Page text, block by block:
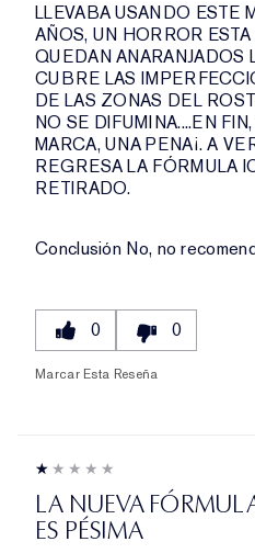
LLEVABA USANDO ESTE
AÑOS, UN HORROR
QUEDAN ANARANJADOS
CUBRE LAS
DE LAS ZONAS DEL
NO SE DIFUMINA....EN
MARCA, UNA PENA¡. A
REGRESA LA FÓRMULA
RETIRADO.
Conclusión No, no
0 0
Marcar Esta Reseña
LA NUEVA
ES PÉSIMA